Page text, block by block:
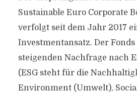
Sustainable Euro Corporate
verfolgt seit dem Jahr 2017
Investmentansatz. Der
steigenden Nachfrage nach
(ESG steht für die
Environment (Umwelt),